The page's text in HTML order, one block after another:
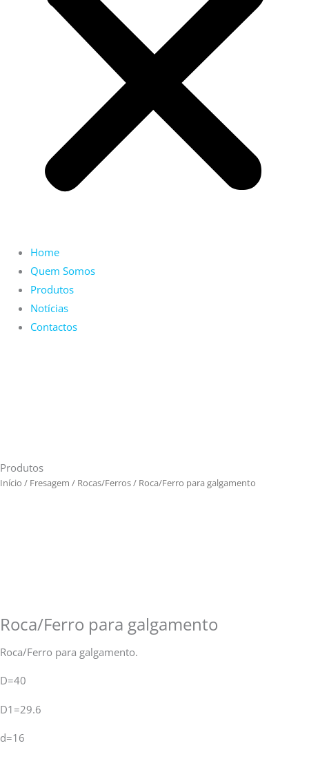
Home
Quem Somos
Produtos
Notícias
Contactos
Produtos
Início / Fresagem / Rocas/Ferros/ Roca/Ferro para galgamento
Roca/Ferro para galgamento
Roca/Ferro para galgamento.
D=40
D1=29.6
d=16